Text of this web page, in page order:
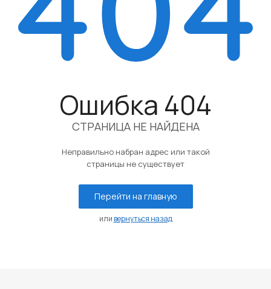
Ошибка 404
СТРАНИЦА НЕ НАЙДЕНА
Неправильно набран адрес или такой
страницы не существует
Перейти на главную
или вернуться назад